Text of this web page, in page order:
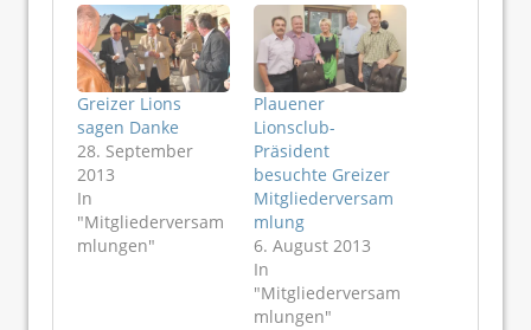
Greizer Lions
sagen Danke
28. September
2013
In
"Mitgliederversam
mlungen"
Plauener
Lionsclub-
Präsident
besuchte Greizer
Mitgliederversam
mlung
6. August 2013
In
"Mitgliederversam
mlungen"